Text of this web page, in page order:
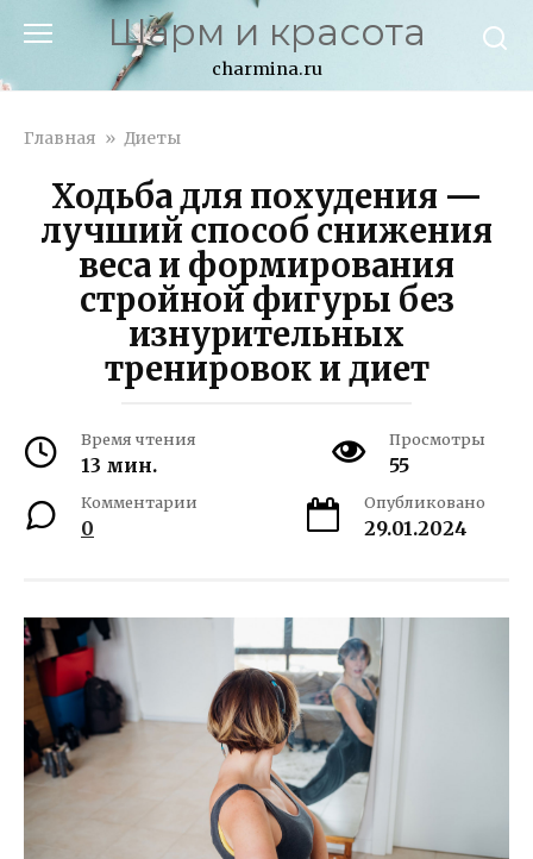
Шарм и красота
charmina.ru
Главная » Диеты
Ходьба для похудения —
лучший способ снижения
веса и формирования
стройной фигуры без
изнурительных
тренировок и диет
Время чтения
13 мин.
Просмотры
55
Комментарии
0
Опубликовано
29.01.2024